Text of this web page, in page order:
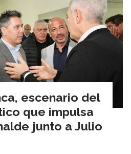
escenario del
que impulsa
junto a Julio